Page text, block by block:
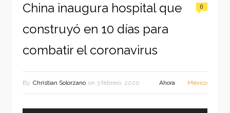
China inaugura hospital que
construyó en 10 días para
combatir el coronavirus
0
By Christian Solorzano on 3 febrero, 2020 Ahora México